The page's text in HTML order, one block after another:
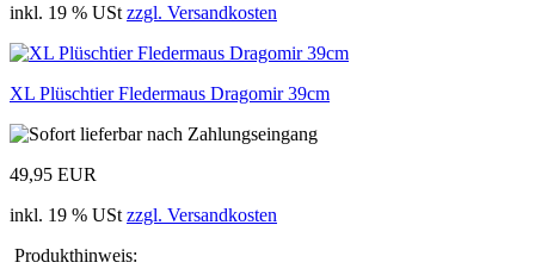
inkl. 19 % USt zzgl. Versandkosten
XL Plüschtier Fledermaus Dragomir 39cm
49,95 EUR
inkl. 19 % USt zzgl. Versandkosten
Produkthinweis: